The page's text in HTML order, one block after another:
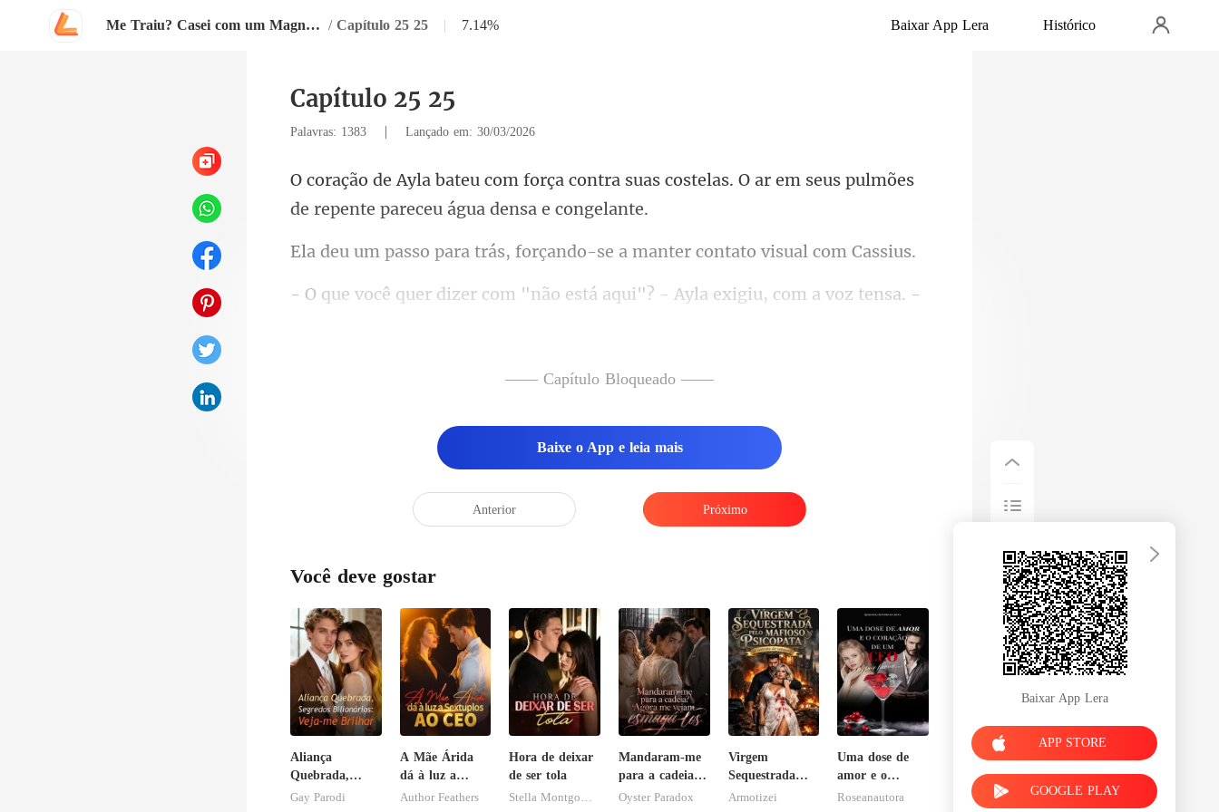
Me Traiu? Casei com um Magnata / Capítulo 25 25 | 7.14% Baixar App Lera Histórico
Capítulo 25 25
Palavras: 1383 | Lançado em: 30/03/2026
suas costelas. O ar em seus pulmões
de
s, forçando-se a manter c
yla exigiu, com a voz tensa. -
—— Capítulo Bloqueado ——
Baixe o App e leia mais
Anterior Próximo
Você deve gostar
Aliança
Quebrada,
Segredos
Gay Parodi
A Mãe Árida
dá à luz a
Sextuplos ao
Author Feathers
Hora de deixar
de ser tola
Mandaram-me
para a cadeia?
Agora me
Oyster Paradox
Virgem
Sequestrada
pelo Mafioso
Armotizei
Uma dose de
amor e o
coração de um
Roseanautora
Baixar App Lera
APP STORE
GOOGLE PLAY